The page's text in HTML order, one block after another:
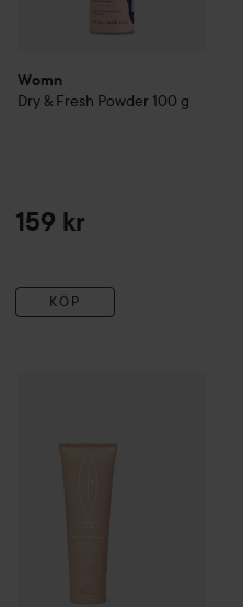
Womn
Dry & Fresh Powder 100 g
159 kr
KÖP